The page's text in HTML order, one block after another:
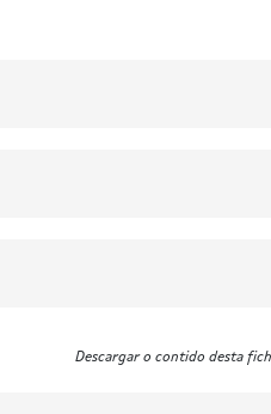
Descargar o contido desta